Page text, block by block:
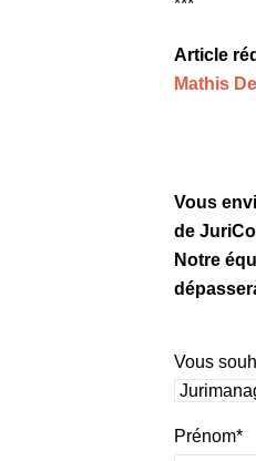
***
Article
Mathis
Vous
de
Notre
Vous
Prénom*